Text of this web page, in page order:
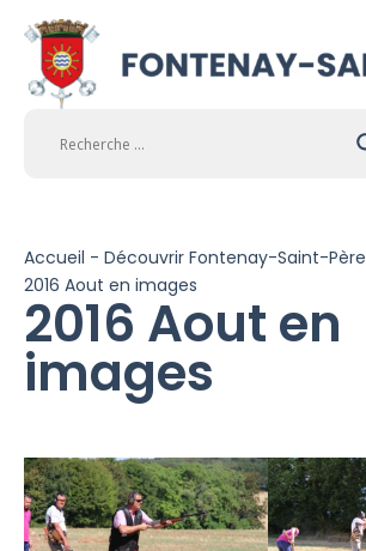
Accueil - Découvrir Fontenay-Saint-Père
2016 Aout en images
2016 Aout en
images